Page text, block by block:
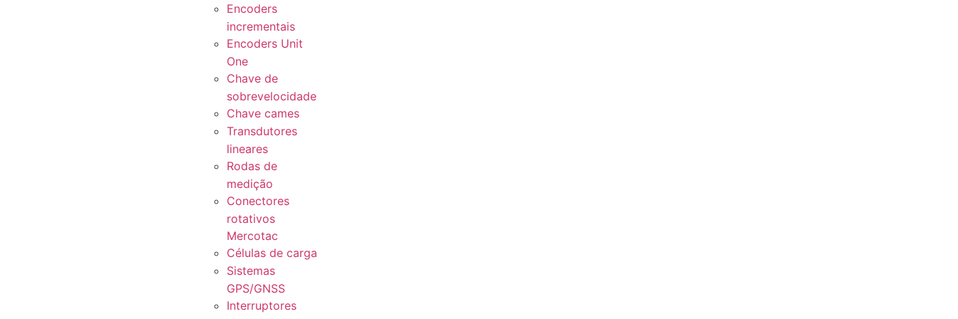
Encoders
incrementais
Encoders Unit
One
Chave de
sobrevelocidade
Chave cames
Transdutores
lineares
Rodas de
medição
Conectores
rotativos
Mercotac
Células de carga
Sistemas
GPS/GNSS
Interruptores